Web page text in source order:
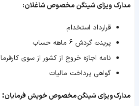
مدارک ویزای شینگن مخصوص شاغلان:
قرارداد استخدام
پرینت گردش 6 ماهه حساب
نامه اجازه خروج از کشور از سوی کارفرما
گواهی پرداخت مالیات
مدارکویزای شینگنمخصوص خویش فرمایان: